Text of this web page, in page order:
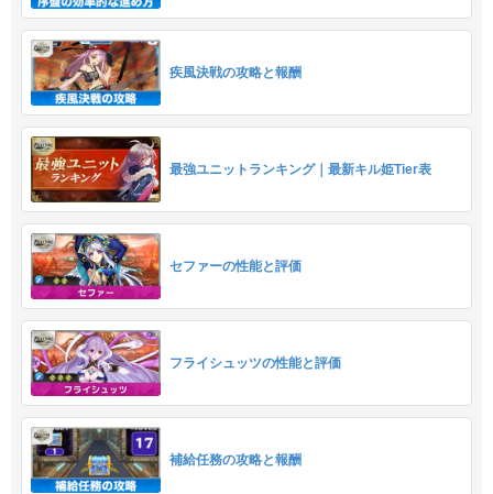
疾風決戦の攻略と報酬
最強ユニットランキング｜最新キル姫Tier表
セファーの性能と評価
フライシュッツの性能と評価
補給任務の攻略と報酬